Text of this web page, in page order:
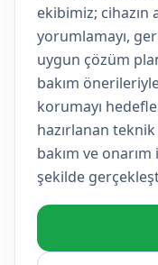
ekibimiz; cihazın
yorumlamayı,
uygun çözüm
bakım
korumayı
hazırlanan
bakım ve
şekilde